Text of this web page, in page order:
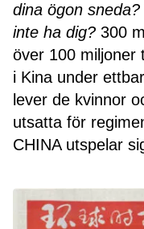
dina ögon
inte ha dig? 300
över 100 miljoner
i Kina under
lever de kvinnor
utsatta för
CHINA utspelar